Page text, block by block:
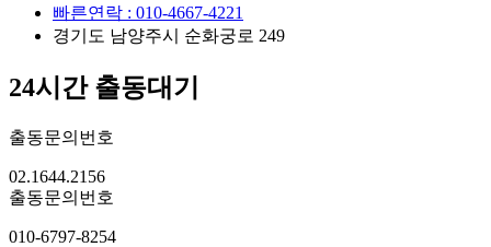
빠른연락 : 010-4667-4221
경기도 남양주시 순화궁로 249
24시간 출동대기
출동문의번호
02.1644.2156
출동문의번호
010-6797-8254